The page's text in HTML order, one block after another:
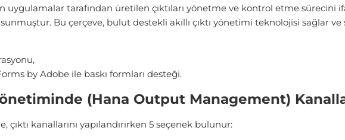
uygulamalar tarafından üretilen çıktıları yönetme ve kontrol etme sürecini
Bu çerçeve, bulut destekli akıllı çıktı yönetimi teknolojisi sağlar ve
by Adobe ile baskı formları desteği.
(Hana Output Management)
çıktı kanallarını yapılandırırken 5 seçenek bulunur: